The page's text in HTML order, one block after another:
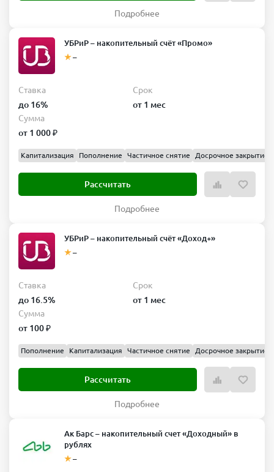
Подробнее
УБРиР – накопительный счёт «Промо»
–
Ставка
до 16%
Срок
от 1 мес
Сумма
от 1 000 ₽
Капитализация Пополнение Частичное снятие Досрочное закрытие
Рассчитать
Подробнее
УБРиР – накопительный счёт «Доход+»
–
Ставка
до 16.5%
Срок
от 1 мес
Сумма
от 100 ₽
Пополнение Капитализация Частичное снятие Досрочное закрытие
Рассчитать
Подробнее
Ак Барс – накопительный счет «Доходный» в
рублях
–